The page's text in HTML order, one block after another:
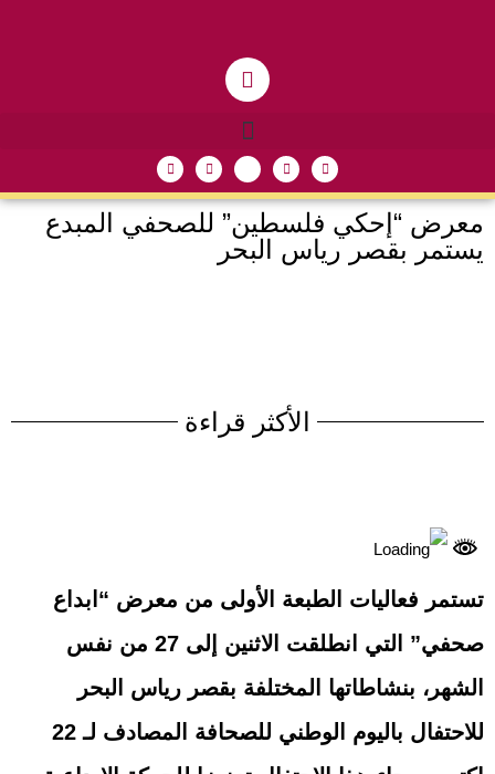
معرض “إحكي فلسطين” للصحفي المبدع
يستمر بقصر رياس البحر
الأكثر قراءة
تستمر فعاليات الطبعة الأولى من معرض “ابداع
صحفي” التي انطلقت الاثنين إلى 27 من نفس
الشهر، بنشاطاتها المختلفة بقصر رياس البحر
للاحتفال باليوم الوطني للصحافة المصادف لـ 22